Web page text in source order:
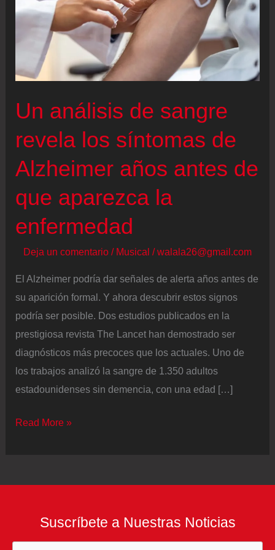
Un análisis de sangre
revela los síntomas de
Alzheimer años antes de
que aparezca la
enfermedad
Deja un comentario / Musical /walala26@gmail.com
El Alzheimer podría dar señales de alerta años antes de
su aparición formal. Y ahora descubrir estos signos
podría ser posible. Dos estudios publicados en la
prestigiosa revista The Lancet han demostrado ser
diagnósticos más precoces que los actuales. Uno de
los trabajos analizó la sangre de 1.350 adultos
estadounidenses sin demencia, con una edad […]
Un
Read More »
Suscríbete a Nuestras Noticias